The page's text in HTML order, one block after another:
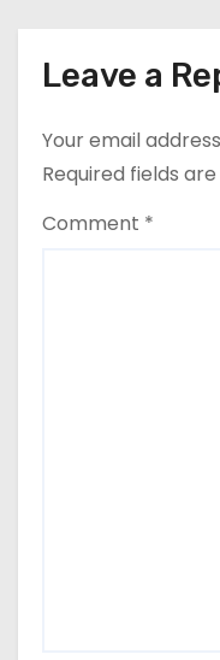
n
Leave a
Your email
Required fields
Comment *